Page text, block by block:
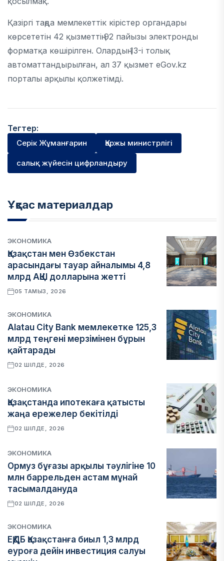
Қазіргі таңда мемлекеттік кірістер органдары
көрсететін 42 қызметтің 92 пайызы электронды
форматқа көшірілген. Олардың 13-і толық
автоматтандырылған, ал 37 қызмет eGov.kz
порталы арқылы қолжетімді.
Тегтер:
Серік Жұманғарин Қаржы министрлігі
салық жүйесін цифрландыру
Ұқсас материалдар
ЭКОНОМИКА
Қазақстан мен Өзбекстан
арасындағы тауар айналымы 4,8
млрд АҚШ долларына жетті
05 ТАМЫЗ, 2026
ЭКОНОМИКА
Alatau City Bank мемлекетке 125,3
млрд теңгені мерзімінен бұрын
қайтарады
02 ШІЛДЕ, 2026
ЭКОНОМИКА
Қазақстанда ипотекаға қатысты
жаңа ережелер бекітілді
02 ШІЛДЕ, 2026
ЭКОНОМИКА
Ормуз бұғазы арқылы тәулігіне 10
млн баррельден астам мұнай
тасымалдануда
02 ШІЛДЕ, 2026
ЭКОНОМИКА
ЕҚДБ Қазақстанға биыл 1,3 млрд
еуроға дейін инвестиция салуы